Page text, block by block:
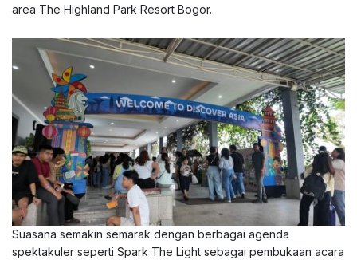
area The Highland Park Resort Bogor.
Suasana semakin semarak dengan berbagai agenda
spektakuler seperti Spark The Light sebagai pembukaan acara